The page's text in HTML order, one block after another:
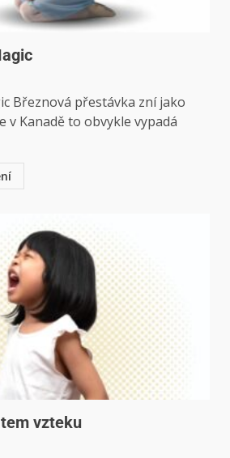
Březnová přestávka zní jako
v Kanadě to obvykle vypadá
vzteku